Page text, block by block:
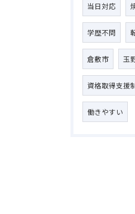
当日対応
学歴不問
倉敷市 玉
資格取得支援
働きやすい